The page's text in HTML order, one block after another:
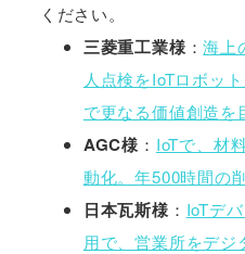
ください。
三菱重工業様 ：海上
人点検をIoTロボッ
で更なる価値創造を
AGC様 ： IoTで、材
動化。年500時間の
日本瓦斯様 ： IoTデ
用で、営業所をデ